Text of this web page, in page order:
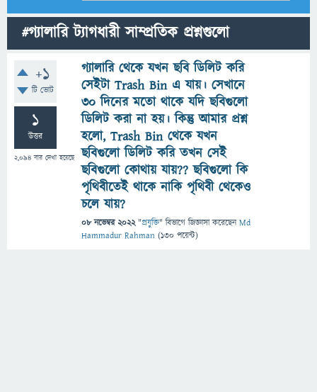
#গ্যালারি ট্যাগধারী সাম্প্রতিক প্রশ্নগুলো
+1
টি ভোট
1
উত্তর
2,094 বার দেখা হয়েছে
গ্যালারি থেকে যখন ছবি ডিলিট করি
সেইটা Trash Bin এ যায়। সেখানে
৩০ দিনের মতো থাকে যদি ছবিগুলো
ডিলিট করা না হয়। কিন্তু আমার প্রশ্ন
হলো, Trash Bin থেকে যখন
ছবিগুলো ডিলিট করি তখন সেই
ছবিগুলো কোথায় যায়?? ছবিগুলো কি
পৃথিবীতেই থাকে নাকি পৃথিবী থেকেও
চলে যায়?
08 নভেম্বর 2022 "প্রযুক্তি" বিভাগে জিজ্ঞাসাকরেছেনMd
Hammadur Rahman (130 পয়েন্ট)